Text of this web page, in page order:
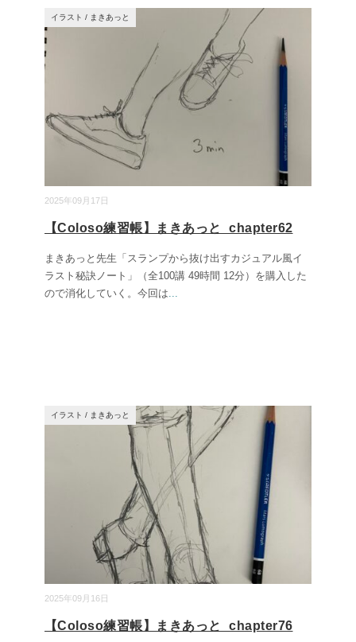
2025年09月17日
イラスト / まきあっと
【Coloso練習帳】まきあっと_chapter62
まきあっと先生「スランプから抜け出すカジュアル風イ
ラスト秘訣ノート」（全100講 49時間 12分）を購入した
ので消化していく。今回は...
2025年09月16日
イラスト / まきあっと
【Coloso練習帳】まきあっと_chapter76